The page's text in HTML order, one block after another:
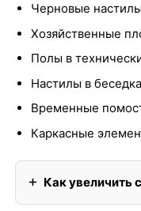
Черновые
Хозяйственные
Полы в
Настилы в
Временные
Каркасные
Как увеличить